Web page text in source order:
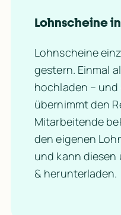
Lohnscheine
Lohnscheine
gestern. Einmal
hochladen –
übernimmt den
Mitarbeitende
den eigenen
und kann diesen
& herunterladen.